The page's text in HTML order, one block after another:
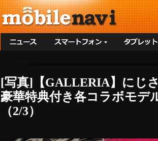
[写真]【GALLERIA】にじ
豪華特典付き各コラボモデ
（2/3）